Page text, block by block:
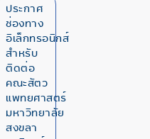
ประกาศ
ช่องทาง
อิเล็กทรอนิกส์
สำหรับ
ติดต่อ
คณะสัตว
แพทยศาสตร์
มหาวิทยาลัย
สงขลา